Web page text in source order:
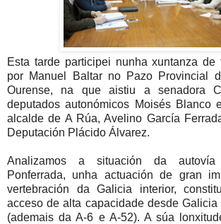
Esta tarde participei nunha xuntanza de
por Manuel Baltar no Pazo Provincial
Ourense, na que aistiu a senadora
deputados autonómicos Moisés Blanco
alcalde de A Rúa, Avelino García
Deputación Plácido Álvarez.
Analizamos a situación da autovía
Ponferrada, unha actuación de gran
vertebración da Galicia interior,
acceso de alta capacidade desde
(ademais da A-6 e A-52). A súa